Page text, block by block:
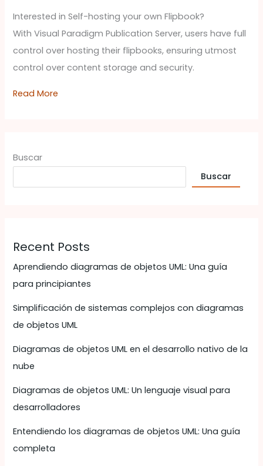
Interested in Self-hosting your own Flipbook?
With Visual Paradigm Publication Server, users have full
control over hosting their flipbooks, ensuring utmost
control over content storage and security.
Read More
Buscar
Buscar
Recent Posts
Aprendiendo diagramas de objetos UML: Una guía
para principiantes
Simplificación de sistemas complejos con diagramas
de objetos UML
Diagramas de objetos UML en el desarrollo nativo de la
nube
Diagramas de objetos UML: Un lenguaje visual para
desarrolladores
Entendiendo los diagramas de objetos UML: Una guía
completa